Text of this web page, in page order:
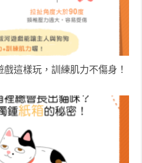
戲這樣玩，訓練肌力不傷身！